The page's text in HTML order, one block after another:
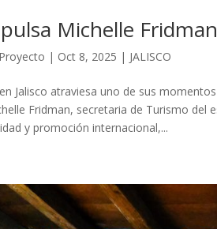
Michelle
| Oct 8, 2025 | JALISCO
Jalisco atraviesa uno de sus
Fridman, secretaria de Turismo del
y promoción internacional,...